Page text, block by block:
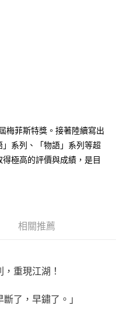
值。
帳。
將跳轉至「AFTEE先享後付」
完成結帳。
。
為交易完成。
但若您需要取消訂單，請聯絡
視為有效，需透過AFTEE先享
結帳頁面顯示為準，若有關於
問，請聯繫「AFTEE先享後付
：
之損失，本公司不負相關責
帳號之用戶狀況，依本公司即
之情形，本公司將視審查結果
梅菲斯特獎。接著陸續寫出
」系列、「物語」系列等超
極高的評價與成績，是目
相關推薦
重現江湖！
了，早鏽了。」